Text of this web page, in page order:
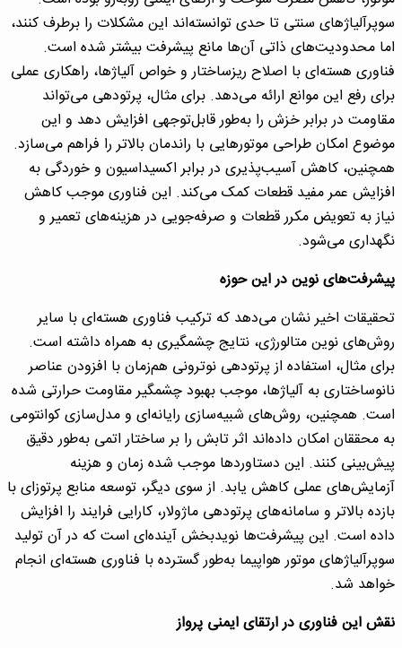
سوپرآلیاژهای سنتی تا حدی توانسته‌اند این مشکلات را برطرف کنند،
اما محدودیت‌های ذاتی آن‌ها مانع پیشرفت بیشتر شده است.
فناوری هسته‌ای با اصلاح ریزساختار و خواص آلیاژها، راهکاری عملی
برای رفع این موانع ارائه می‌دهد. برای مثال، پرتودهی می‌تواند
مقاومت در برابر خزش را به‌طور قابل‌توجهی افزایش دهد و این
موضوع امکان طراحی موتورهایی با راندمان بالاتر را فراهم می‌سازد.
همچنین، کاهش آسیب‌پذیری در برابر اکسیداسیون و خوردگی به
افزایش عمر مفید قطعات کمک می‌کند. این فناوری موجب کاهش
نیاز به تعویض مکرر قطعات و صرفه‌جویی در هزینه‌های تعمیر و
نگهداری می‌شود.
پیشرفت‌های نوین در این حوزه
تحقیقات اخیر نشان می‌دهد که ترکیب فناوری هسته‌ای با سایر
روش‌های نوین متالورژی، نتایج چشمگیری به همراه داشته است.
برای مثال، استفاده از پرتودهی نوترونی هم‌زمان با افزودن عناصر
نانوساختاری به آلیاژها، موجب بهبود چشمگیر مقاومت حرارتی شده
است. همچنین، روش‌های شبیه‌سازی رایانه‌ای و مدل‌سازی کوانتومی
به محققان امکان داده‌اند اثر تابش را بر ساختار اتمی به‌طور دقیق
پیش‌بینی کنند. این دستاوردها موجب شده زمان و هزینه
آزمایش‌های عملی کاهش یابد. از سوی دیگر، توسعه منابع پرتوزای با
بازده بالاتر و سامانه‌های پرتودهی ماژولار، کارایی فرایند را افزایش
داده است. این پیشرفت‌ها نویدبخش آینده‌ای است که در آن تولید
سوپرآلیاژهای موتور هواپیما به‌طور گسترده با فناوری هسته‌ای انجام
خواهد شد.
نقش این فناوری در ارتقای ایمنی پرواز